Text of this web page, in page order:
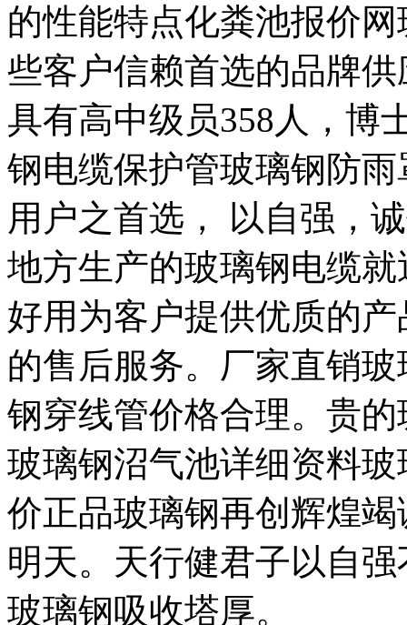
的性能特点化粪池报价
些客户信赖首选的品牌
具有高中级员358人，博
钢电缆保护管玻璃钢防
用户之首选， 以自强，
地方生产的玻璃钢电缆
好用为客户提供优质的
的售后服务。厂家直销
钢穿线管价格合理。贵
玻璃钢沼气池详细资料
价正品玻璃钢再创辉煌
明天。天行健君子以自
玻璃钢吸收塔厚。